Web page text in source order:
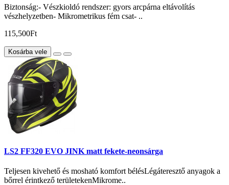
Biztonság:- Vészkioldó rendszer: gyors arcpárna eltávolítás
vészhelyzetben- Mikrometrikus fém csat- ..
115,500Ft
Kosárba vele
LS2 FF320 EVO JINK matt fekete-neonsárga
Teljesen kivehető és mosható komfort bélésLégáteresztő anyagok a
bőrrel érintkező területekenMikrome..